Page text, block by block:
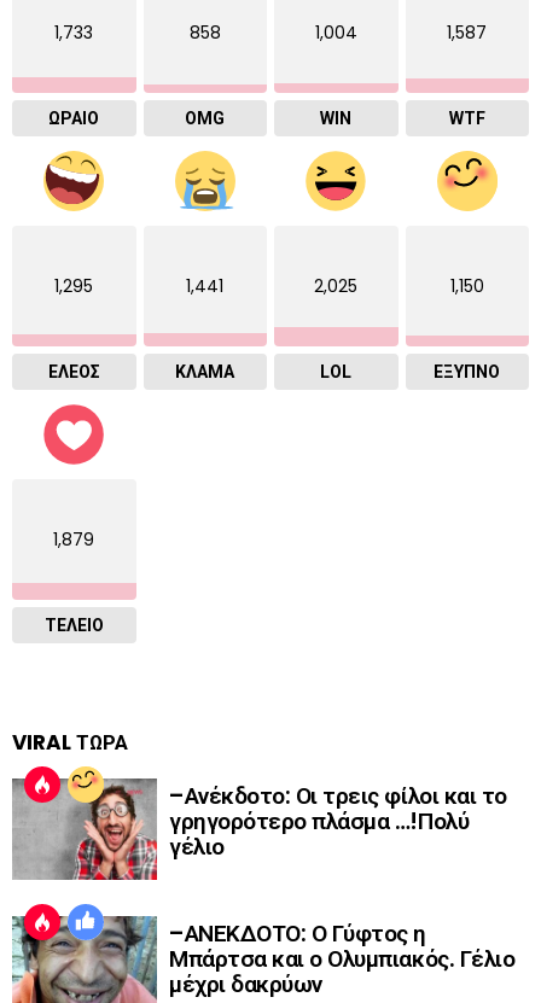
1,733
ΩΡΑΙΟ
858
OMG
1,004
WIN
1,587
WTF
1,295
ΕΛΕΟΣ
1,441
ΚΛΑΜΑ
2,025
LOL
1,150
ΈΞΥΠΝΟ
1,879
ΤΕΛΕΙΟ
VIRAL ΤΩΡΑ
–Ανέκδοτο: Οι τρεις φίλοι και το
γρηγορότερο πλάσμα …!Πολύ
γέλιο
–ΑΝΕΚΔΟΤΟ: Ο Γύφτος η
Μπάρτσα και ο Ολυμπιακός. Γέλιο
μέχρι δακρύων